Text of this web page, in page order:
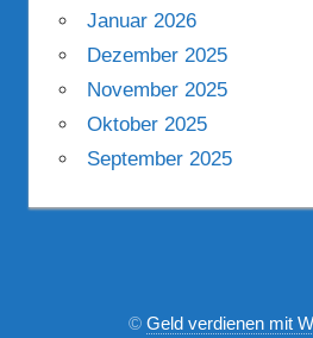
Januar 2026
Dezember 2025
November 2025
Oktober 2025
September 2025
© Geld verdienen mit